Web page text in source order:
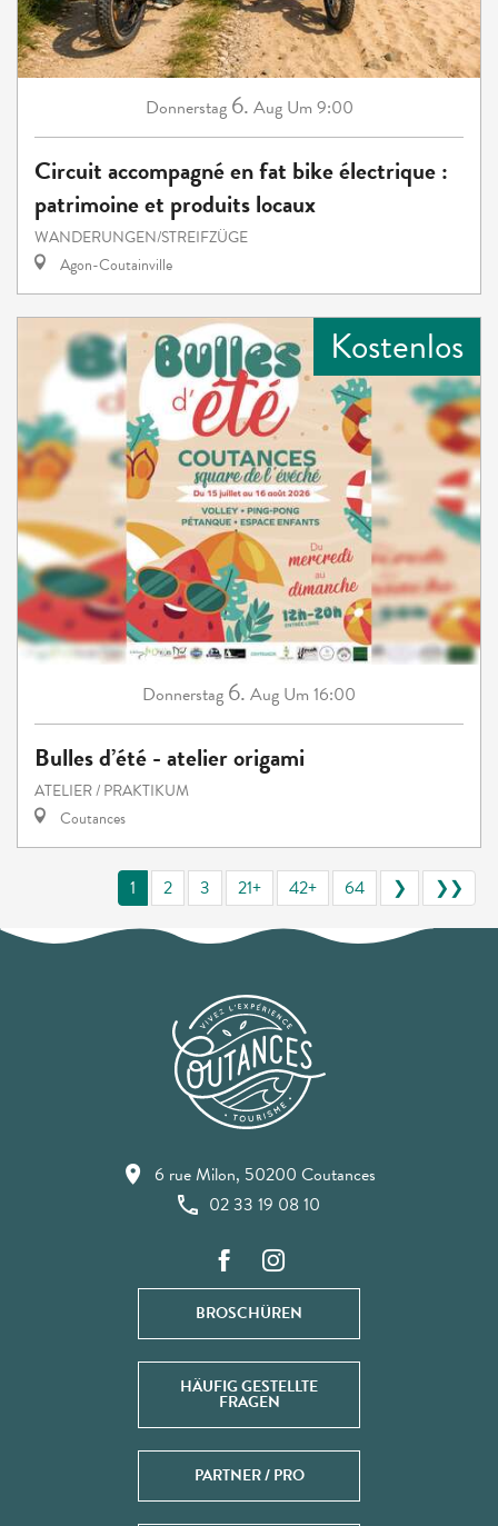
Donnerstag 6. Aug Um 9:00
Circuit accompagné en fat bike électrique :
patrimoine et produits locaux
WANDERUNGEN/STREIFZÜGE
Agon-Coutainville
Kostenlos
Donnerstag 6. Aug Um 16:00
Bulles d’été - atelier origami
ATELIER / PRAKTIKUM
Coutances
1 2 3 21+ 42+ 64 ❯ ❯❯
6 rue Milon, 50200 Coutances
02 33 19 08 10
BROSCHÜREN
HÄUFIG GESTELLTE
FRAGEN
PARTNER / PRO